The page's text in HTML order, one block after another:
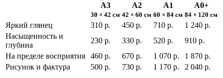
А3
30 × 42 см
А2
42 × 60 см
А1
60 × 84 см
А0+
84 × 120 см
Яркий глянец 310 р. 450 р. 710 р.
1 240 р.
Насыщенность и
глубина
230 р. 330 р. 520 р.
910 р.
На пределе восприятия
460 р. 670 р. 1 070 р.
1 870 р.
Рисунок и фактура
500 р. 730 р. 1 170 р. 2 040 р.